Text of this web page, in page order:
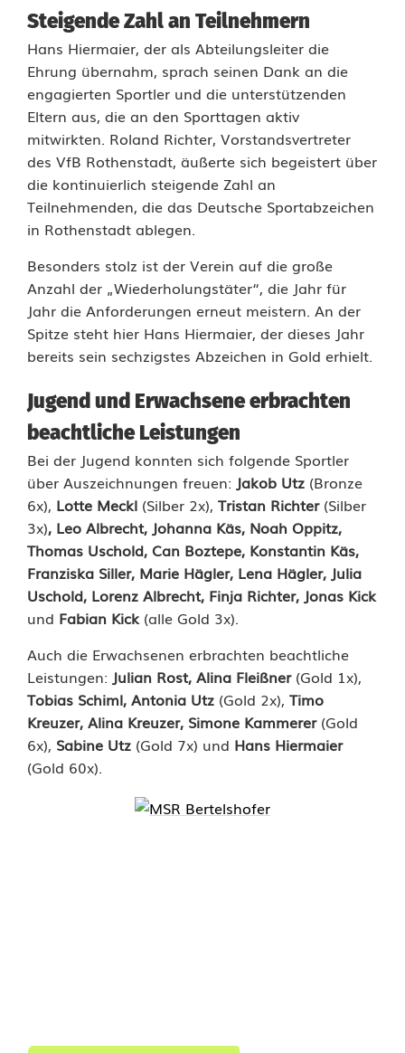
S
p
o
r
t
a
b
z
e
i
c
h
e
n
:
6
0
M
l
G
o
l
Steigende Zahl an Teilnehmern
Hans Hiermaier, der als Abteilungsleiter die
Ehrung übernahm, sprach seinen Dank an die
engagierten Sportler und die unterstützenden
Eltern aus, die an den Sporttagen aktiv
mitwirkten. Roland Richter, Vorstandsvertreter
des VfB Rothenstadt, äußerte sich begeistert über
die kontinuierlich steigende Zahl an
Teilnehmenden, die das Deutsche Sportabzeichen
in Rothenstadt ablegen.
Besonders stolz ist der Verein auf die große
Anzahl der „Wiederholungstäter“, die Jahr für
Jahr die Anforderungen erneut meistern. An der
Spitze steht hier Hans Hiermaier, der dieses Jahr
bereits sein sechzigstes Abzeichen in Gold erhielt.
Jugend und Erwachsene erbrachten
beachtliche Leistungen
Bei der Jugend konnten sich folgende Sportler
über Auszeichnungen freuen: Jakob Utz (Bronze
6x), Lotte Meckl (Silber 2x), Tristan Richter(Silber
3x), Leo Albrecht, Johanna Käs, Noah Oppitz,
Thomas Uschold, Can Boztepe, Konstantin Käs,
Franziska Siller, Marie Hägler, Lena Hägler, Julia
Uschold, Lorenz Albrecht, Finja Richter, Jonas Kick
und Fabian Kick(alle Gold 3x).
Auch die Erwachsenen erbrachten beachtliche
Leistungen: Julian Rost, Alina Fleißner(Gold 1x),
Tobias Schiml, Antonia Utz (Gold 2x), Timo
Kreuzer, Alina Kreuzer, Simone Kammerer (Gold
6x), Sabine Utz (Gold 7x) und Hans Hiermaier
(Gold 60x).